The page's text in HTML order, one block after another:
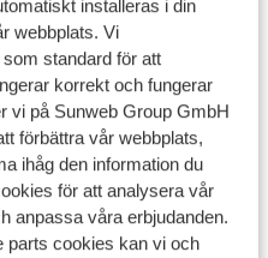
installeras i din
webbplats. Vi
standard för att
korrekt och fungerar
vi på Sunweb Group GmbH
förbättra vår webbplats,
ihåg den information du
för att analysera vår
anpassa våra erbjudanden.
parts cookies kan vi och
such a
certainly did.
A few extra
of proper
would have
head
its own! But
things that
we enjoyed
karta
m (solstolar (mot